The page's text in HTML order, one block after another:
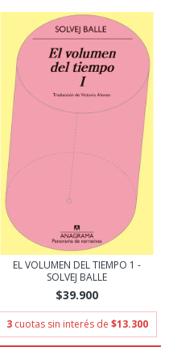
EL VOLUMEN DEL TIEMPO 1 -
SOLVEJ BALLE
$39.900
3 cuotas sin interés de $13.300